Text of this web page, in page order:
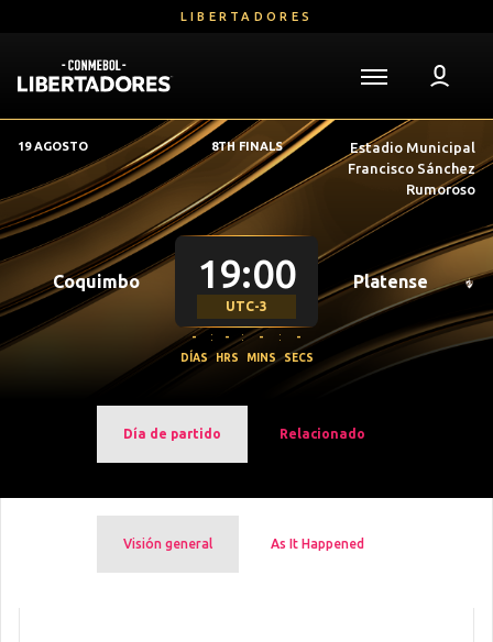
contenido
principal
LIBERTADORES
Mega
Navigation
19 AGOSTO 8TH FINALS
Estadio Municipal
Francisco Sánchez
Rumoroso
Coquimbo 19:00
UTC-3
Platense
-
DÍAS
: -
HRS
: -
MINS
: -
SECS
Día de partido Relacionado
Visión general As It Happened